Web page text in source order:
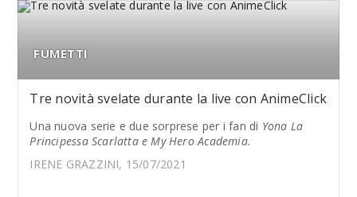
FUMETTI
Tre novità svelate durante la live con AnimeClick
Una nuova serie e due sorprese per i fan di Yona La
Principessa Scarlatta e My Hero Academia.
IRENE GRAZZINI, 15/07/2021